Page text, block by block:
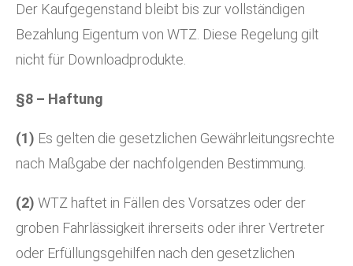
Der Kaufgegenstand bleibt bis zur vollständigen
Bezahlung Eigentum von WTZ. Diese Regelung gilt
nicht für Downloadprodukte.
§8 – Haftung
(1) Es gelten die gesetzlichen Gewährleitungsrechte
nach Maßgabe der nachfolgenden Bestimmung.
(2) WTZ haftet in Fällen des Vorsatzes oder der
groben Fahrlässigkeit ihrerseits oder ihrer Vertreter
oder Erfüllungsgehilfen nach den gesetzlichen